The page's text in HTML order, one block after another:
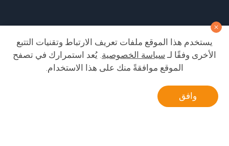
فروع
تابعونا على صفحة الفيسبوك
تابعونا على انستغرام
يستخدم هذا الموقع ملفات تعريف الارتباط وتقنيات التتبع
الأخرى وفقًا لـسياسة الخصوصية. يُعد استمرارك في تصفح
الموقع موافقةً منك على هذا الاستخدام.
وافق